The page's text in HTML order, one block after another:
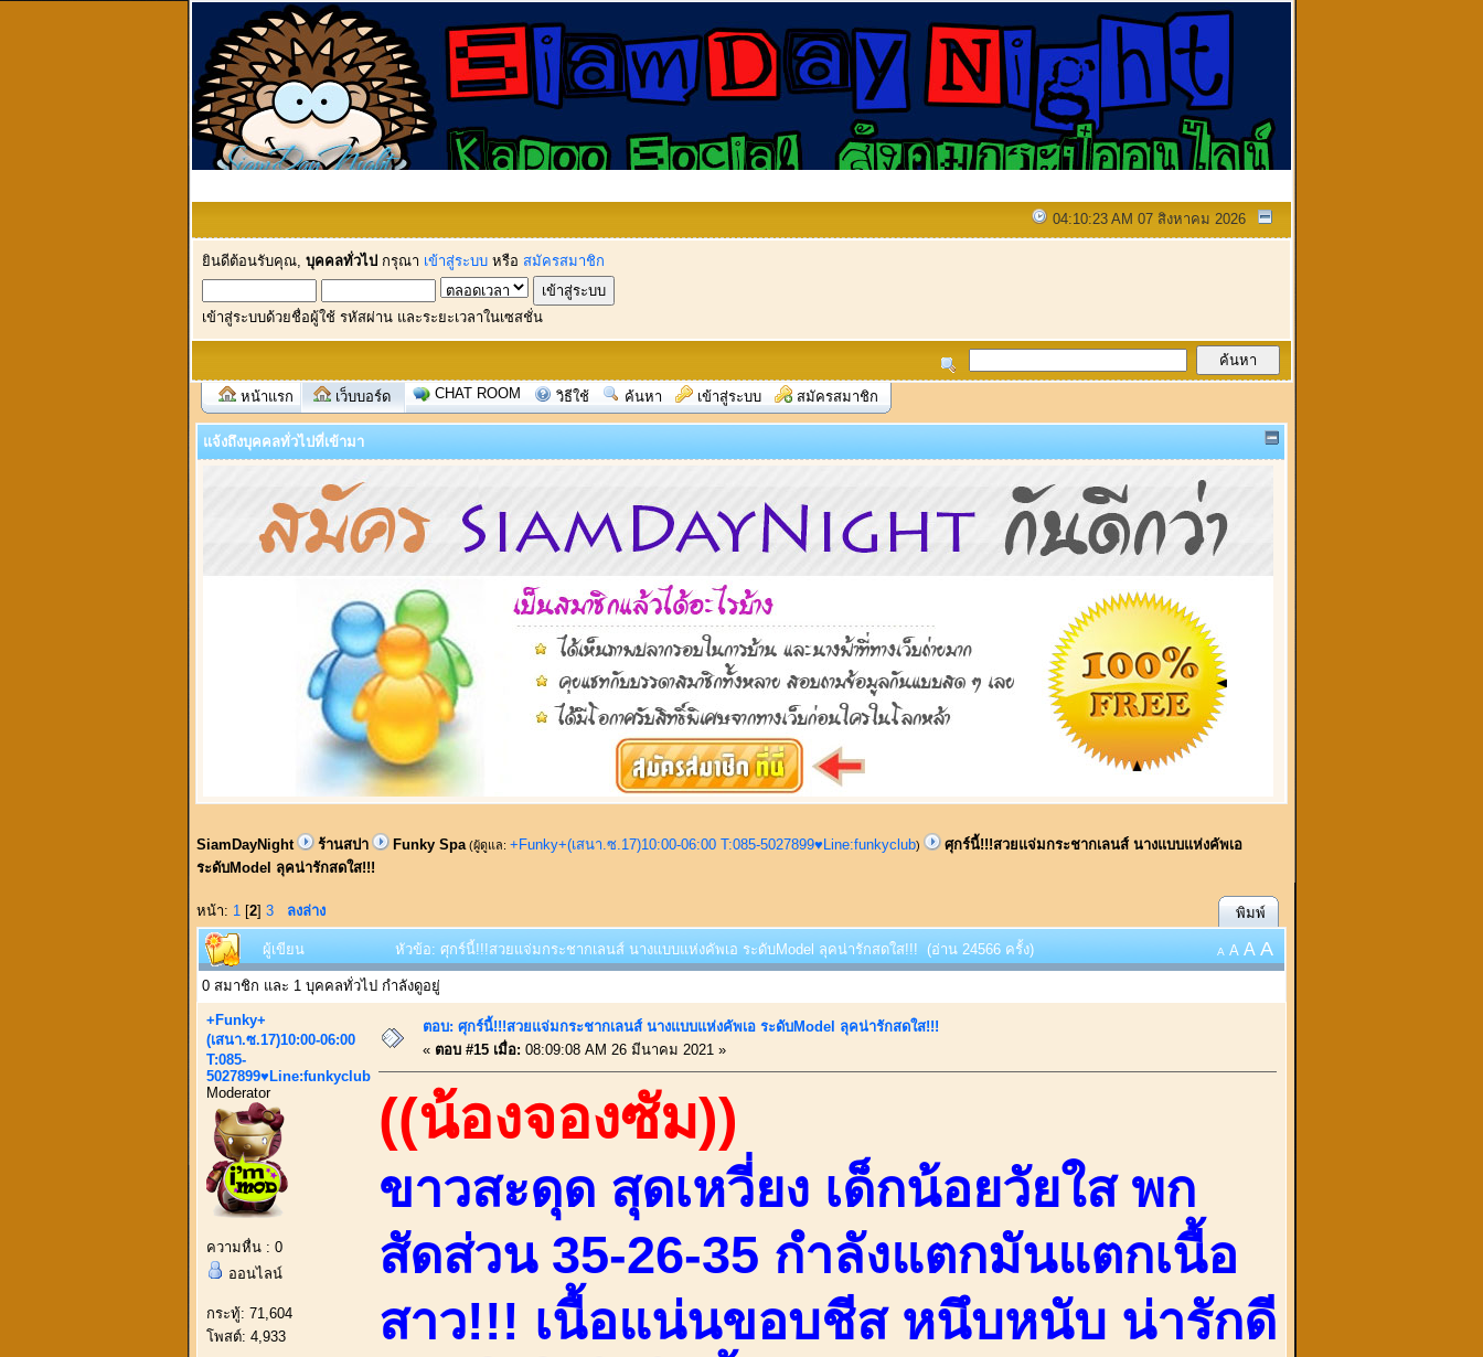
04:10:23 AM 07 สิงหาคม 2026
ยินดีต้อนรับคุณ, บุคคลทั่วไป กรุณา เข้าสู่ระบบ หรือ สมัครสมาชิก
เข้าสู่ระบบด้วยชื่อผู้ใช้ รหัสผ่าน และระยะเวลาในเซสชั่น
หน้าแรก เว็บบอร์ด CHAT ROOM วิธีใช้ ค้นหา เข้าสู่ระบบ สมัครสมาชิก
แจ้งถึงบุคคลทั่วไปที่เข้ามา
SiamDayNight ร้านสปา Funky Spa (ผู้ดูแล: +Funky+(เสนา.ซ.17)10:00-06:00 T:085-5027899♥Line:funkyclub)
ศุกร์นี้!!!สวยแจ่มกระชากเลนส์ นางแบบแห่งคัพเอ
ระดับModel ลุคน่ารักสดใส!!!
หน้า: 1 [2] 3 ลงล่าง พิมพ์
ผู้เขียน หัวข้อ: ศุกร์นี้!!!สวยแจ่มกระชากเลนส์ นางแบบแห่งคัพเอ ระดับModel ลุคน่ารักสดใส!!! (อ่าน 24566 ครั้ง) A A A A
0 สมาชิก และ 1 บุคคลทั่วไป กำลังดูอยู่
+Funky+
(เสนา.ซ.17)10:00-06:00
T:085-
5027899♥Line:funkyclub
Moderator
ความหื่น : 0
ออนไลน์
กระทู้: 71,604
โพสต์: 4,933
ตอบ: ศุกร์นี้!!!สวยแจ่มกระชากเลนส์ นางแบบแห่งคัพเอ ระดับModel ลุคน่ารักสดใส!!!
« ตอบ #15 เมื่อ: 08:09:08 AM 26 มีนาคม 2021 »
((น้องจองซัม))
ขาวสะดุด สุดเหวี่ยง เด็กน้อยวัยใส พก
สัดส่วน 35-26-35 กำลังแตกมันแตกเนื้อ
สาว!!! เนื้อแน่นขอบชีส หนึบหนับ น่ารักดี